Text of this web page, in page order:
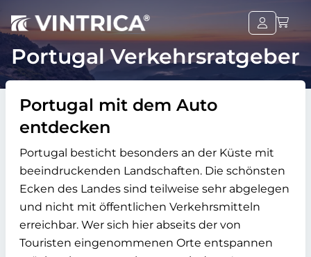
Portugal Verkehrsratgeber
Portugal mit dem Auto
entdecken
Portugal besticht besonders an der Küste mit
beeindruckenden Landschaften. Die schönsten
Ecken des Landes sind teilweise sehr abgelegen
und nicht mit öffentlichen Verkehrsmitteln
erreichbar. Wer sich hier abseits der von
Touristen eingenommenen Orte entspannen